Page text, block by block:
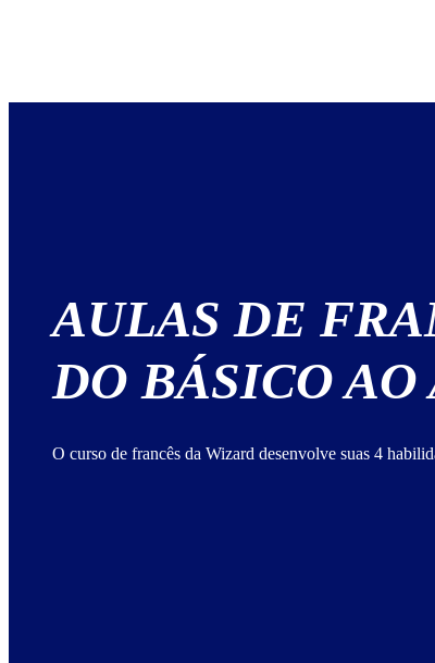
AULAS DE
DO BÁSICO AO
O curso de francês da Wizard desenvolve suas 4